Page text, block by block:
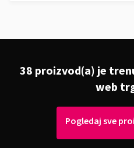
38 proizvod(a) je
web
Pogledaj sve